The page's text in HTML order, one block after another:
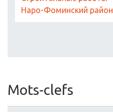
Наро-Фоминский район
Mots-clefs